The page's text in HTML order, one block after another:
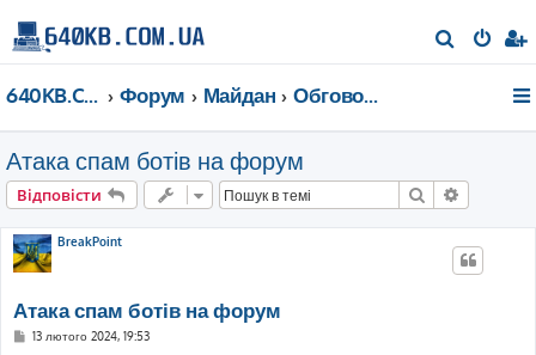
о
640KB.COM.UA Форум Майдан Обговорюємо наш форум
Атака спам ботів на форум
Відповісти Пошук
BreakPoint
Атака спам ботів на форум
П13 лютого 2024, 19:53